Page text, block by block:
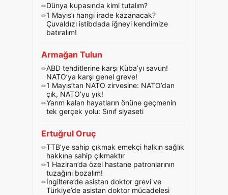
Dünya kupasında kimi tutalım?
1 Mayıs’ı hangi irade kazanacak?
Çuvaldızı istibdada iğneyi kendimize
batıralım!
Armağan Tulun
ABD tehditlerine karşı Küba’yı savun!
NATO’ya karşı genel greve!
1 Mayıs’tan NATO zirvesine: NATO’dan
çık, NATO’yu yık!
Yarım kalan hayatların önüne geçmenin
tek gerçek yolu: Sınıf siyaseti
Ertuğrul Oruç
TTB’ye sahip çıkmak emekçi halkın sağlık
hakkına sahip çıkmaktır
1 Haziran’da özel hastane patronlarının
tuzağını bozalım!
İngiltere’de asistan doktor grevi ve
Türkiye’de asistan doktor mücadelesi